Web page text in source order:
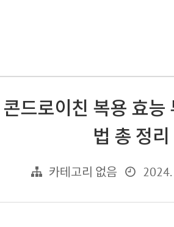
드로이친 복용 효능
법 총 정리
카테고리 없음 2024.